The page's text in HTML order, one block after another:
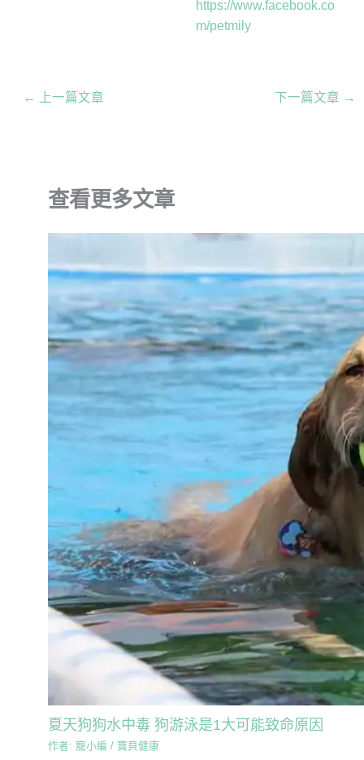
https://www.facebook.co
m/petmily
← 上一篇文章 下一篇文章 →
查看更多文章
夏天狗狗水中毒 狗游泳是1大可能致命原因
作者: 寵小編 / 寶貝健康